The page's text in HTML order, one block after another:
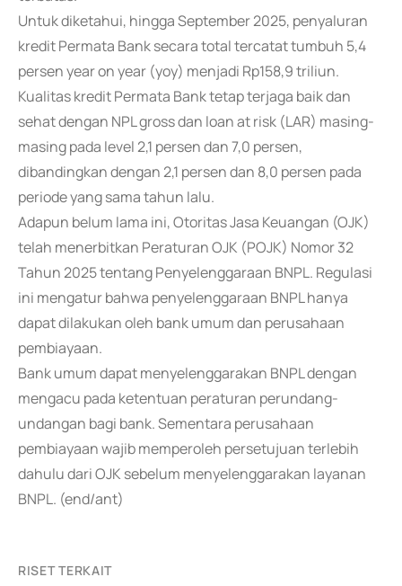
Untuk diketahui, hingga September 2025, penyaluran
kredit Permata Bank secara total tercatat tumbuh 5,4
persen year on year (yoy) menjadi Rp158,9 triliun.
Kualitas kredit Permata Bank tetap terjaga baik dan
sehat dengan NPL gross dan loan at risk (LAR) masing-
masing pada level 2,1 persen dan 7,0 persen,
dibandingkan dengan 2,1 persen dan 8,0 persen pada
periode yang sama tahun lalu.
Adapun belum lama ini, Otoritas Jasa Keuangan (OJK)
telah menerbitkan Peraturan OJK (POJK) Nomor 32
Tahun 2025 tentang Penyelenggaraan BNPL. Regulasi
ini mengatur bahwa penyelenggaraan BNPL hanya
dapat dilakukan oleh bank umum dan perusahaan
pembiayaan.
Bank umum dapat menyelenggarakan BNPL dengan
mengacu pada ketentuan peraturan perundang-
undangan bagi bank. Sementara perusahaan
pembiayaan wajib memperoleh persetujuan terlebih
dahulu dari OJK sebelum menyelenggarakan layanan
BNPL. (end/ant)
RISET TERKAIT